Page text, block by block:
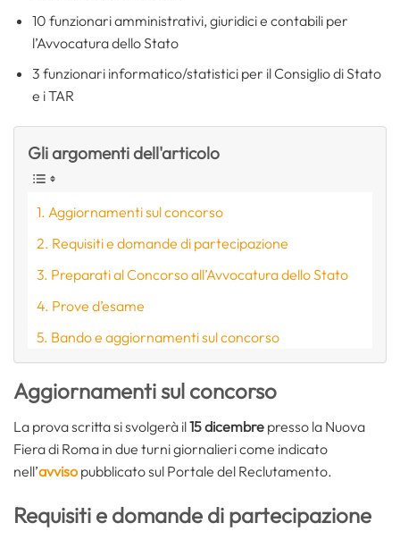
10 funzionari amministrativi, giuridici e contabili per
l’Avvocatura dello Stato
3 funzionari informatico/statistici per il Consiglio di Stato
e i TAR
Gli argomenti dell'articolo
Aggiornamenti sul concorso
Requisiti e domande di partecipazione
Preparati al Concorso all’Avvocatura dello Stato
Prove d’esame
Bando e aggiornamenti sul concorso
Aggiornamenti sul concorso
La prova scritta si svolgerà il15 dicembre presso la Nuova
Fiera di Roma in due turni giornalieri come indicato
nell’avviso pubblicato sul Portale del Reclutamento.
Requisiti e domande di partecipazione